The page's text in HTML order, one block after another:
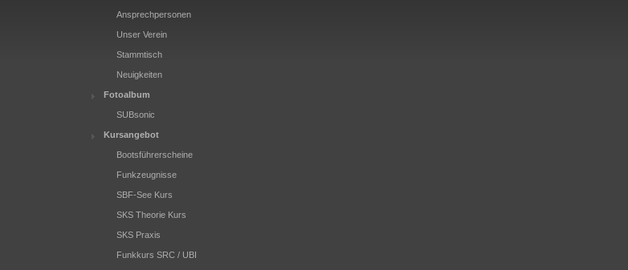
Ansprechpersonen
Unser Verein
Stammtisch
Neuigkeiten
Fotoalbum
SUBsonic
Kursangebot
Bootsführerscheine
Funkzeugnisse
SBF-See Kurs
SKS Theorie Kurs
SKS Praxis
Funkkurs SRC / UBI